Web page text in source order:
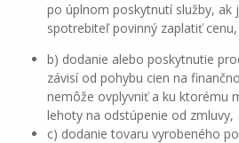
po úplnom poskytnutí služby, ak
spotrebiteľ povinný zaplatiť cenu,
b) dodanie alebo poskytnutie
závisí od pohybu cien na
nemôže ovplyvniť a ku ktorému
lehoty na odstúpenie od zmluvy,
c) dodanie tovaru vyrobeného